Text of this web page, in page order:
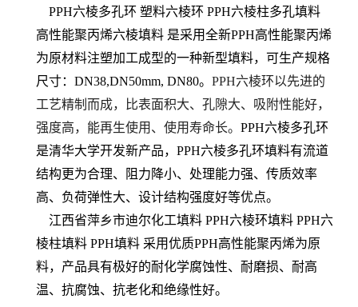
PPH六棱多孔环 塑料六棱环 PPH六棱柱多孔填料
高性能聚丙烯六棱填料 是采用全新PPH高性能聚丙烯
为原材料注塑加工成型的一种新型填料， 可生产规格
尺寸：DN38,DN50mm, DN80。 PPH六棱环以先进的
工艺精制而成，比表面积大、孔隙大、吸附性能好，
强度高，能再生使用、使用寿命长。 PPH六棱多孔环
是清华大学开发新产品， PPH六棱多孔环填料有流道
结构更为合理、阻力降小、处理能力强、传质效率
高、负荷弹性大、设计结构强度好等优点。
江西省萍乡市迪尔化工填料 PPH六棱环填料 PPH六
棱柱填料 PPH填料 采用优质PPH高性能聚丙烯为原
料，产品具有极好的耐化学腐蚀性、耐磨损、耐高
温、抗腐蚀、抗老化和绝缘性好。